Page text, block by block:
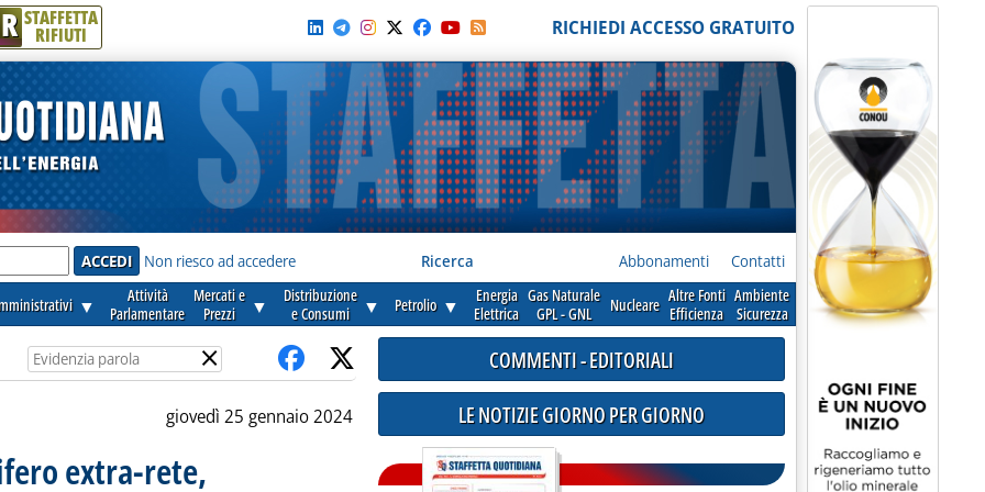
R STAFFETTA
RIFIUTI RICHIEDI ACCESSO GRATUITO
Non riesco ad accedere Ricerca Abbonamenti Contatti
▼
Attività
Parlamentare
Mercati e
Prezzi
▼
Distribuzione
e Consumi
▼ Petrolio ▼
Energia
Elettrica
Gas Naturale
GPL - GNL
Nucleare Altre Fonti
Efficienza
Ambiente
Sicurezza
×
giovedì 25 gennaio 2024
extra-rete,
COMMENTI - EDITORIALI
LE NOTIZIE GIORNO PER GIORNO